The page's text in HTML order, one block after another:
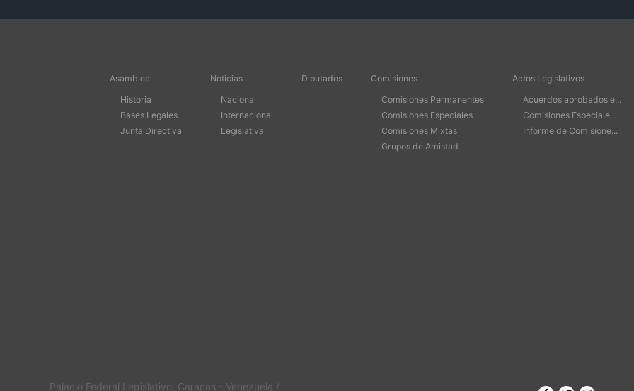
Asamblea
Historia
Bases Legales
Junta Directiva
Noticias
Nacional
Internacional
Legislativa
Diputados
Comisiones
Comisiones Permanentes
Comisiones Especiales
Comisiones Mixtas
Grupos de Amistad
Actos Legislativos
Acuerdos aprobados e...
Comisiones Especiale...
Informe de Comisione...
Palacio Federal Legislativo, Caracas - Venezuela /